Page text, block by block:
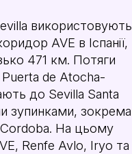
використовують
AVE в Іспанії,
471 км. Потяги
Puerta de Atocha-
до Sevilla Santa
зупинками, зокрема
Cordoba. На цьому
Renfe Avlo, Iryo та